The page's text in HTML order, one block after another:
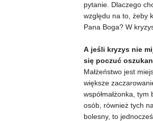
pytanie. Dlaczego
względu na to, żeby
Pana Boga? W
A jeśli kryzys nie
się poczuć
Małżeństwo jest
większe
współmałżonka,
osób, również tych
bolesny, to